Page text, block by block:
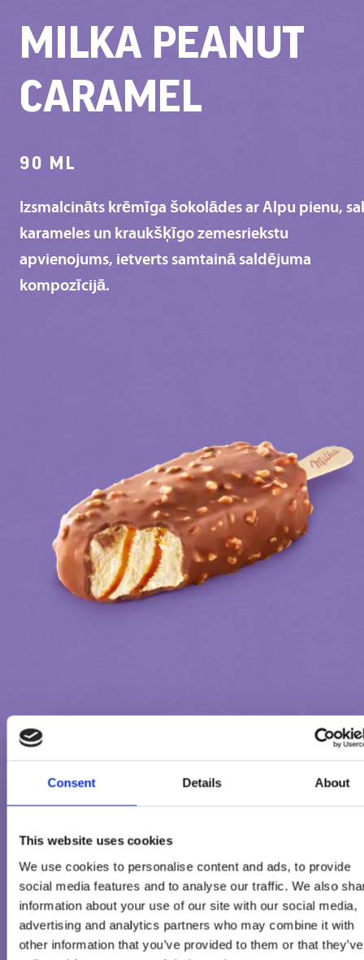
Consent Details About
This website uses cookies
We use cookies to personalise content and ads, to provide
social media features and to analyse our traffic. We also
information about your use of our site with our social media,
advertising and analytics partners who may combine it with
other information that you’ve provided to them or that they’ve
MILKA PEANUT
CARAMEL
90 ML
Izsmalcināts krēmīga šokolādes ar Alpu pienu,
karameles un kraukšķīgo zemesriekstu
apvienojums, ietverts samtainā saldējuma
kompozīcijā.
INFORMĀCIJA PAR PRODUKTU
rekonstituēts vājpiens, piena šokolāde (ar Alpu pienu) (cukurs,
kakao sviests, kakao masa, vājpiena pulveris no Alpiem 2,9 %¹,
piena tauki no Alpiem 2,5 %¹, sūkalu pulveris (no piena),
(lecitīni (no sojas), E 476)), cukurs, glikozes sīrups, grauzdētu
zemesriekstu gabaliņi, kokosriekstu tauki, zemesriekstu pasta 3